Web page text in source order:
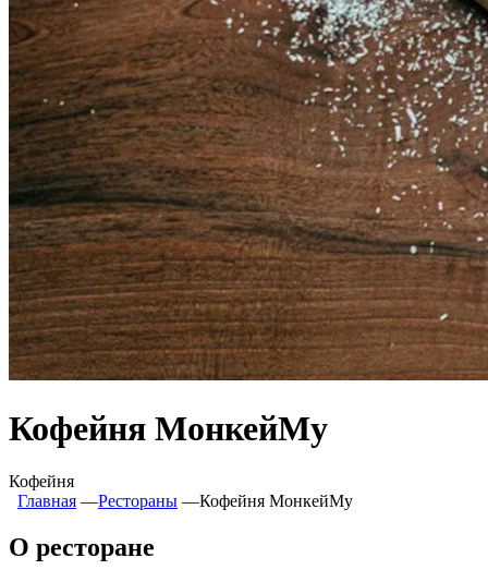
Кофейня МонкейМу
Кофейня
Главная ―Рестораны ―Кофейня МонкейМу
О ресторане